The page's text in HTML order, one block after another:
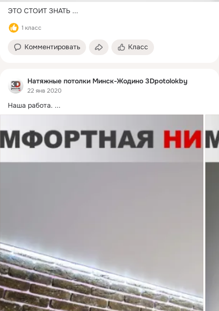
ЭТО СТОИТ ЗНАТЬ ...
1 класс
Комментировать Класс
Натяжные потолки Минск-Жодино 3Dpotolokby
22 янв 2020
Наша работа. ...